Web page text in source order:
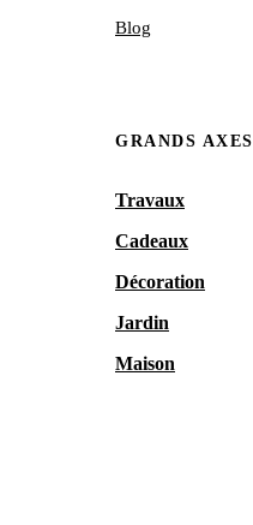
Blog
GRANDS AXES
Travaux
Cadeaux
Décoration
Jardin
Maison